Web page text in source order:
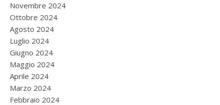
Novembre 2024
Ottobre 2024
Agosto 2024
Luglio 2024
Giugno 2024
Maggio 2024
Aprile 2024
Marzo 2024
Febbraio 2024